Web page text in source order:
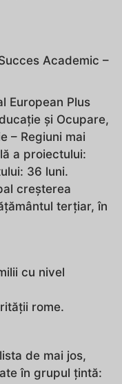
Academic –
European Plus
și Ocupare,
– Regiuni mai
a proiectului:
36 luni.
creșterea
terțiar, în
cu nivel
rome.
de mai jos,
în grupul țintă: